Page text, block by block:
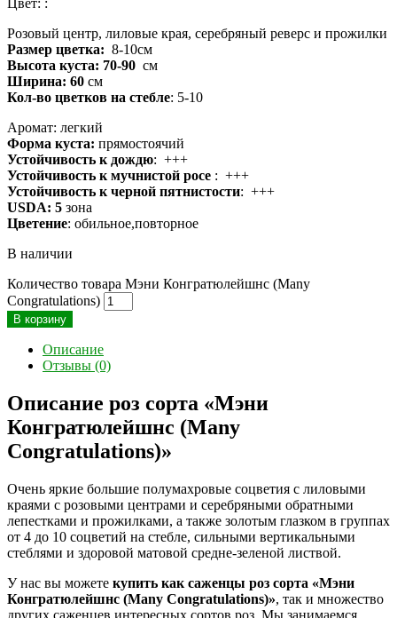
Розовый центр, лиловые края, серебряный реверс и прожилки
Размер цветка: 8-10см
Высота куста: 70-90 см
Ширина: 60 см
Кол-во цветков на стебле: 5-10
Аромат: легкий
Форма куста: прямостоячий
Устойчивость к дождю: +++
Устойчивость к мучнистой росе : +++
Устойчивость к черной пятнистости: +++
USDA: 5 зона
Цветение: обильное,повторное
В наличии
Количество товара Мэни Конгратюлейшнс (Many
Congratulations)
В корзину
Описание
Отзывы (0)
Описание роз сорта «Мэни
Конгратюлейшнс (Many
Congratulations)»
Очень яркие большие полумахровые соцветия с лиловыми
краями с розовыми центрами и серебряными обратными
лепестками и прожилками, а также золотым глазком в группах
от 4 до 10 соцветий на стебле, сильными вертикальными
стеблями и здоровой матовой средне-зеленой листвой.
У нас вы можете купить как саженцы роз сорта «Мэни
Конгратюлейшнс (Many Congratulations)», так и множество
других саженцев интересных сортов роз. Мы занимаемся